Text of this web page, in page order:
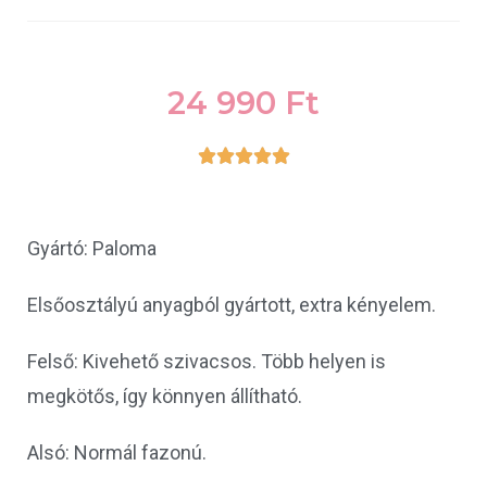
24 990 Ft

Gyártó: Paloma
Elsőosztályú anyagból gyártott, extra kényelem.
Felső: Kivehető szivacsos. Több helyen is
megkötős, így könnyen állítható.
Alsó: Normál fazonú.